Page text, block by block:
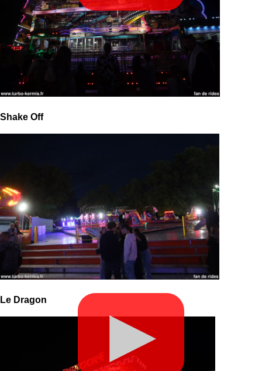
Shake Off
▶
Le Dragon